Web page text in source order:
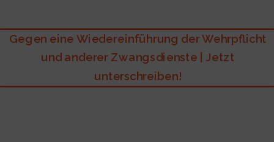
Gegen eine Wiedereinführung der Wehrpflicht
und anderer Zwangsdienste | Jetzt
unterschreiben!